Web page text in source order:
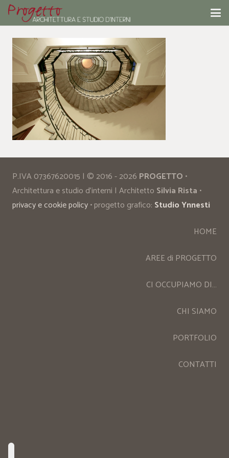
P.IVA 07367620015 | © 2016 - 2026 PROGETTO •
Architettura e studio d’interni | Architetto Silvia Rista •
privacy e cookie policy• progetto grafico: Studio Ynnesti
HOME
AREE di PROGETTO
CI OCCUPIAMO DI…
CHI SIAMO
PORTFOLIO
CONTATTI